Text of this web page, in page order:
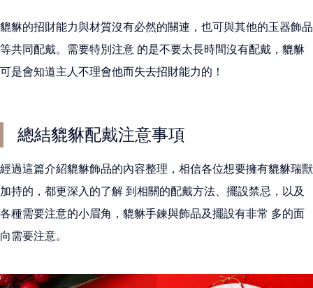
貔貅的招財能力與材質沒有必然的關連，也可與其他的玉器飾品
等共同配戴。需要特別注意 的是不要太長時間沒有配戴，貔貅
可是會知道主人不理會他而失去招財能力的！
總結貔貅配戴注意事項
經過這篇介紹貔貅飾品的內容整理，相信各位想要擁有貔貅瑞獸
加持的，都更深入的了解 到相關的配戴方法、擺設禁忌，以及
各種需要注意的小眉角，貔貅手鍊與飾品及擺設有非常 多的面
向需要注意。